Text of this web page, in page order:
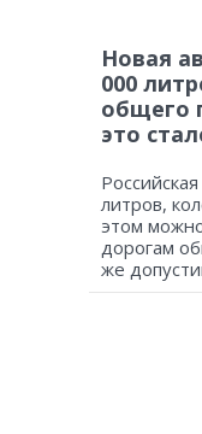
Новая
000
общего
это
литров,
этом
дорогам
же